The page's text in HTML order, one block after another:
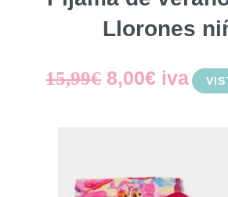
Llorones
15,99€ El
era:
8,00€El
es:
iva